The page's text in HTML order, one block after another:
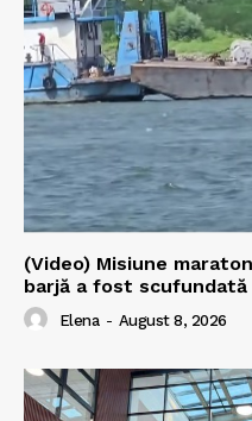
(Video) Misiune
barjă a fost scufundată
Elena - August 8, 2026